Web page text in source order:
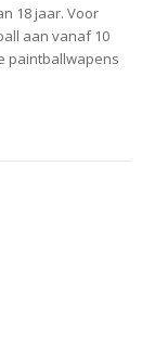
18 jaar. Voor
aan vanaf 10
paintballwapens